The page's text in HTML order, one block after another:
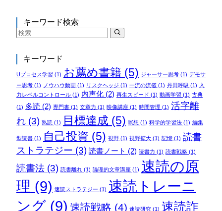
キーワード検索
キーワード
Uプロセス学習 (1) お薦め書籍 (5) ジャーサー思考(1) デモサ
ー思考(1) ノウハウ動画(1) リスクヘッジ (1) 一流の流儀(1) 丹田呼吸 (1) 入
力レベルコントロール(1) 内声化(2) 再生スピード (1) 動画学習 (1) 古典
(1) 多読 (2) 専門書(1) 文章力 (1) 映像講座(1) 時間管理 (1) 活字離
れ(3) 熟読(1) 目標達成 (5) 瞑想 (1) 科学的学習法(1) 編集
型読書(1) 自己投資 (5) 視野(1) 視野拡大(1) 記憶(1) 読書
ストラテジー (3) 読書ノート (2) 読書力 (1) 読書戦略(1)
読書法(3) 読書離れ(1) 論理的文章講座(1) 速読の原
理 (9) 速読ストラテジー (1) 速読トレーニ
ング(9) 速読戦略 (4) 速読研究(1) 速読詐